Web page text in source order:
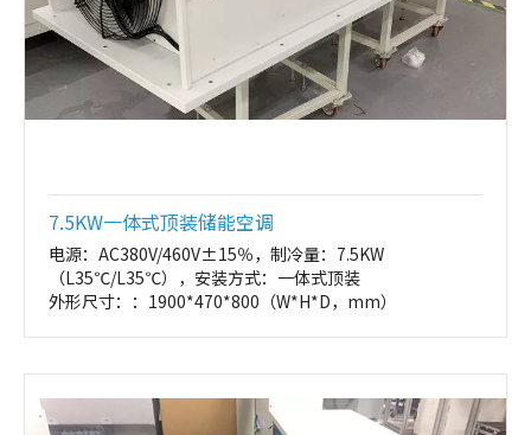
7.5KW一体式顶装储能空调
电源：AC380V/460V±15％，制冷量：7.5KW
（L35℃/L35℃），安装方式：一体式顶装
外形尺寸：：1900*470*800（W*H*D，mm）